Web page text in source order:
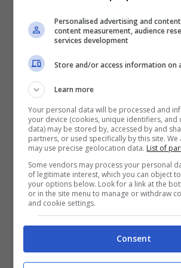
Mostra Informazioni
SNAI
50% sul deposito fino a
1000€
VERIFICA
PlanetWin365
Personalised advertising and
content measurement, audience
services development
Store and/or access information on
Learn more
Your personal data will be processed and
your device (cookies, unique identifiers, and
data) may be stored by, accessed by and
partners, or used specifically by this site.
may use precise geolocation data. List of
Some vendors may process your personal
of legitimate interest, which you can object
your options below. Look for a link at the
or in the site menu to manage or withdraw
and cookie settings.
Consent